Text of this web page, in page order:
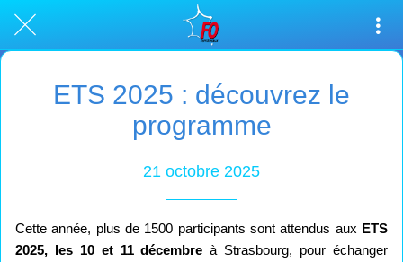
ETS 2025 : découvrez le
programme
21 octobre 2025
Cette année, plus de 1500 participants sont attendus aux ETS
2025, les 10 et 11 décembre à Strasbourg, pour échanger